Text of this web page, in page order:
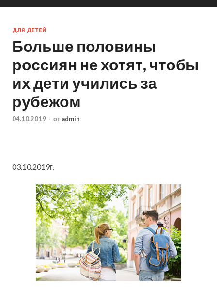
ДЛЯ ДЕТЕЙ
Больше половины
россиян не хотят, чтобы
их дети учились за
рубежом
04.10.2019 - от admin
03.10.2019г.